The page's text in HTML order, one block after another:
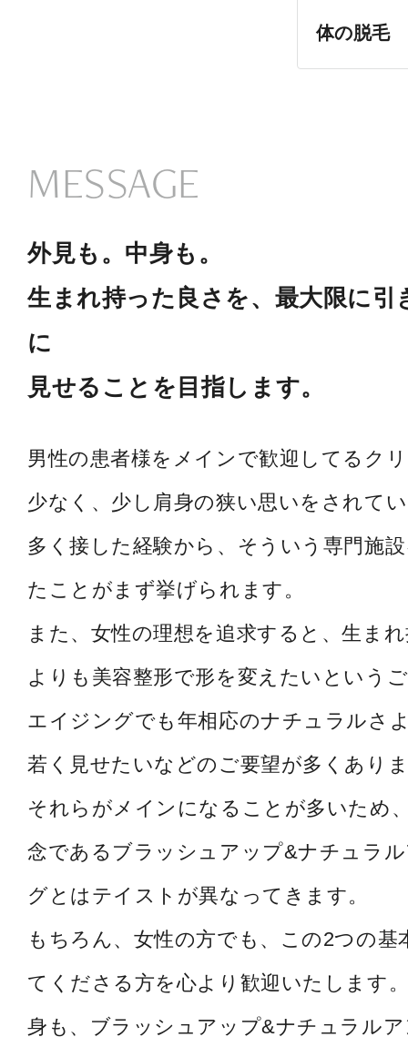
体の脱毛
MESSAGE
外見も。中身も。
生まれ持った良さを、最大限に引
に
見せることを目指します。
男性の患者様をメインで歓迎してるク
少なく、少し肩身の狭い思いをされて
多く接した経験から、そういう専門施
たことがまず挙げられます。
また、女性の理想を追求すると、生ま
よりも美容整形で形を変えたいという
エイジングでも年相応のナチュラルさ
若く見せたいなどのご要望が多くあり
それらがメインになることが多いため
念であるブラッシュアップ&ナチュラ
グとはテイストが異なってきます。
もちろん、女性の方でも、この2つの基
てくださる方を心より歓迎いたします
身も、ブラッシュアップ&ナチュラル